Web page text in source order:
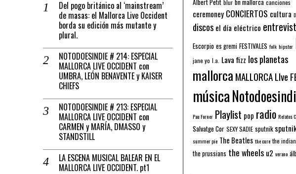
Del pogo británico al ‘mainstream’
de masas: el Mallorca Live Occident
borda su edición más mutante y
plural.
NOTODOESINDIE # 214: ESPECIAL
MALLORCA LIVE OCCIDENT con
UMBRA, LEÓN BENAVENTE y KAISER
CHIEFS
NOTODOESINDIE # 213: ESPECIAL
MALLORCA LIVE OCCIDENT con
CARMEN y MARÍA, DMASSO y
STANDSTILL
LA ESCENA MUSICAL BALEAR EN EL
MALLORCA LIVE OCCIDENT. pt1
blur canciones
ceremoney CONCIERTOS cultura
discos el día eléctrico
Escorpio es gremi FESTIVALES folk hipster
jane yo l.a. Lava fizz los planetas
mallorca MALLORCA LIve
música
Pau Forner Playlist pop radio Relatos
Salvatge Cor SEXY SADIE sputnik
summer pie The Beatles the cure the
the prussians the wheels u2 verano